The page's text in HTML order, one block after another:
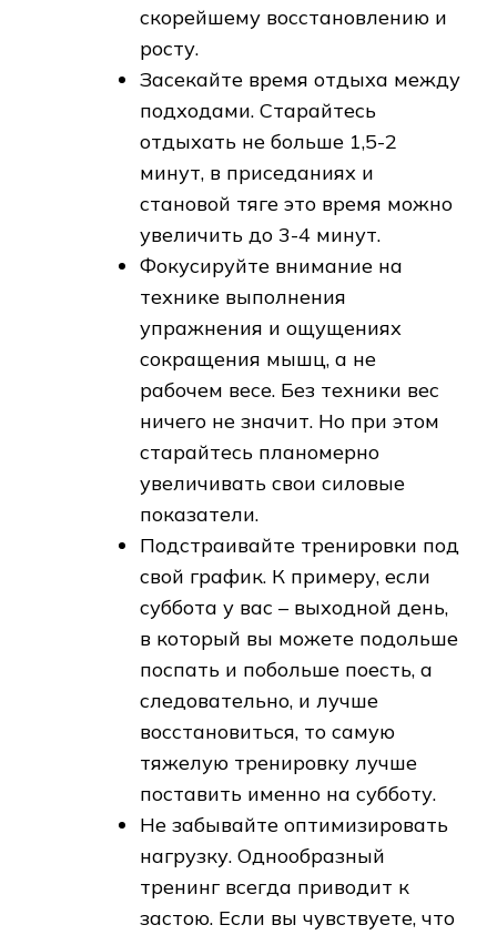
скорейшему восстановлению и
росту.
Засекайте время отдыха между
подходами. Старайтесь
отдыхать не больше 1,5-2
минут, в приседаниях и
становой тяге это время можно
увеличить до 3-4 минут.
Фокусируйте внимание на
технике выполнения
упражнения и ощущениях
сокращения мышц, а не
рабочем весе. Без техники вес
ничего не значит. Но при этом
старайтесь планомерно
увеличивать свои силовые
показатели.
Подстраивайте тренировки под
свой график. К примеру, если
суббота у вас – выходной день,
в который вы можете подольше
поспать и побольше поесть, а
следовательно, и лучше
восстановиться, то самую
тяжелую тренировку лучше
поставить именно на субботу.
Не забывайте оптимизировать
нагрузку. Однообразный
тренинг всегда приводит к
застою. Если вы чувствуете, что